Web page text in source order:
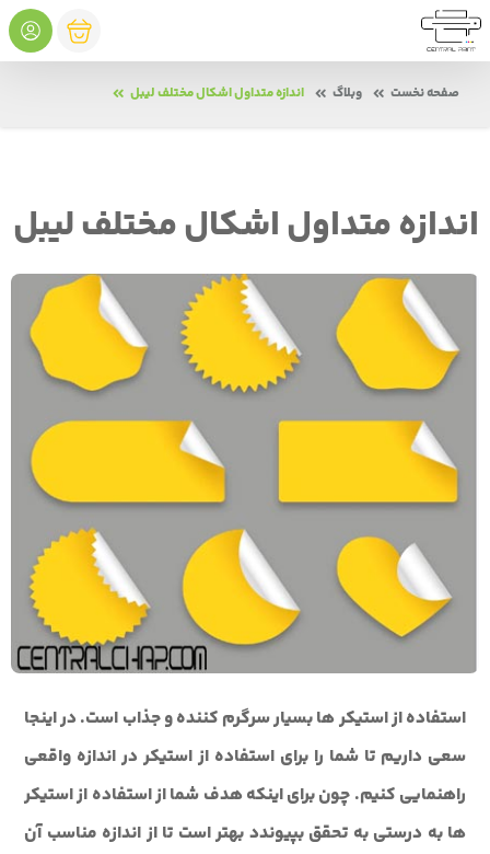
صفحه نخست وبلاگ اندازه متداول اشکال مختلف لیبل
اندازه متداول اشکال مختلف لیبل
استفاده از استیکر ها بسیار سرگرم کننده و جذاب است. در اینجا
سعی داریم تا شما را برای استفاده از استیکر در اندازه واقعی
راهنمایی کنیم. چون برای اینکه هدف شما از استفاده از استیکر
ها به درستی به تحقق بپیوندد بهتر است تا از اندازه مناسب آن